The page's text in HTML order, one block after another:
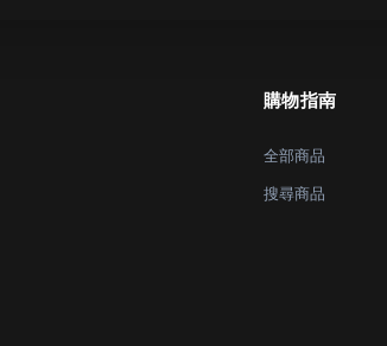
購物指南
全部商品
搜尋商品